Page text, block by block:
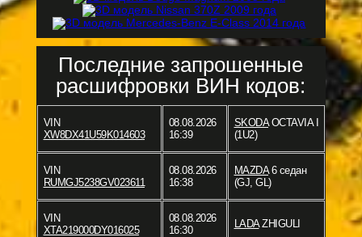
Последние запрошенные
расшифровки ВИН кодов:
VIN
XW8DX41U59K014603
08.08.2026
16:39
SKODAOCTAVIA I
(1U2)
VIN
RUMGJ5238GV023611
08.08.2026
16:38
MAZDA6 седан
(GJ, GL)
VIN
XTA219000DY016025
08.08.2026
16:30
LADAZHIGULI